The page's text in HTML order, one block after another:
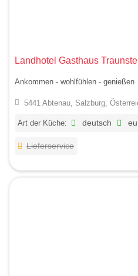
Landhotel Gasthaus
Ankommen - wohlfühlen - genießen
5441 Abtenau, Salzburg,
Art der Küche: deutsch
Lieferservice